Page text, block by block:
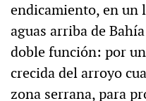
endicamiento, en un
aguas arriba de
doble función: por
crecida del arroyo
zona serrana, para